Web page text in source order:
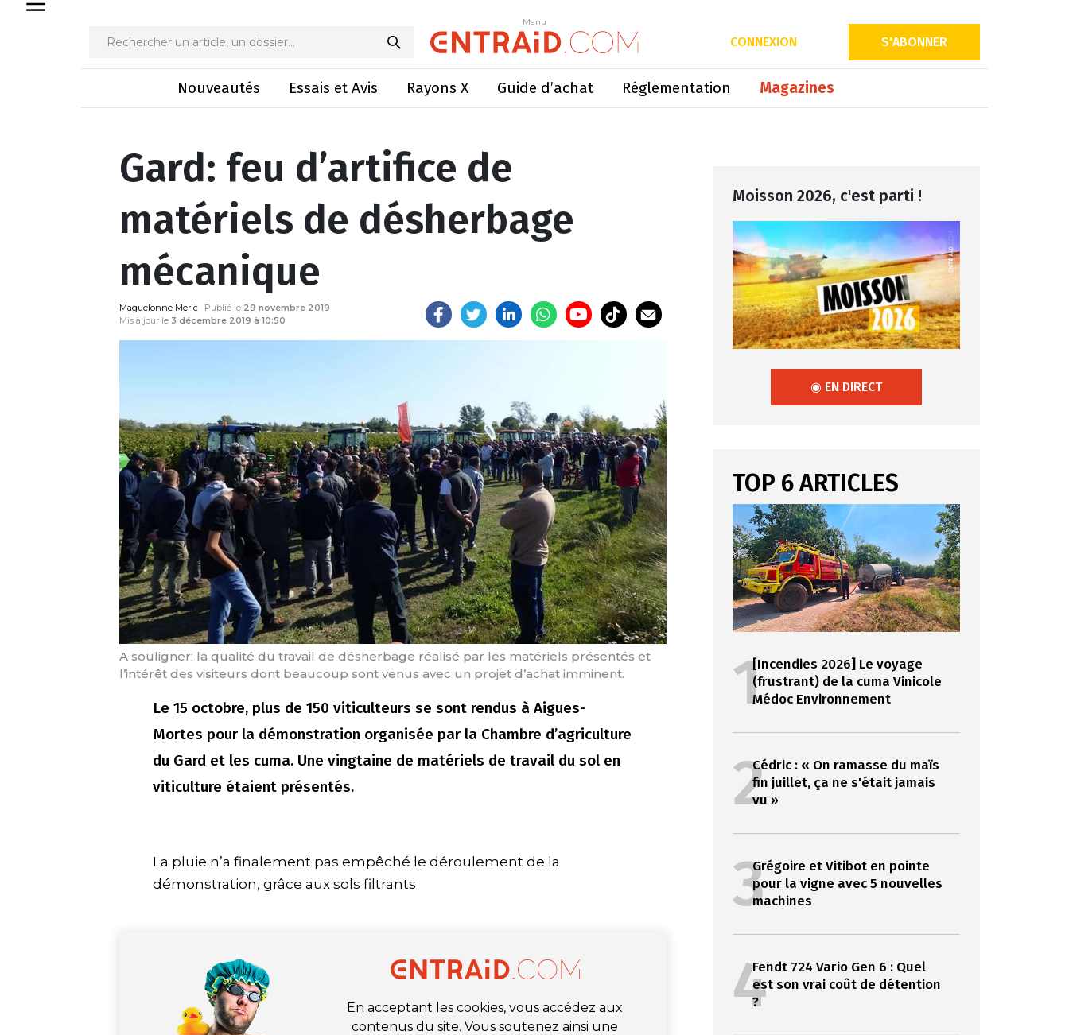
Menu
CONNEXION S'ABONNER
Nouveautés Essais et Avis Rayons X Guide d’achat Réglementation Magazines
Menu
Gard: feu d’artifice de matériels de désherbage mécanique
Gard: feu d’artifice de
matériels de désherbage
mécanique
Maguelonne Meric Publié le 29 novembre 2019
Mis à jour le 3 décembre 2019 à 10:50
A souligner: la qualité du travail de désherbage réalisé par les matériels présentés et
l’intérêt des visiteurs dont beaucoup sont venus avec un projet d’achat imminent.
Le 15 octobre, plus de 150 viticulteurs se sont rendus à Aigues-
Mortes pour la démonstration organisée par la Chambre d’agriculture
du Gard et les cuma. Une vingtaine de matériels de travail du sol en
viticulture étaient présentés.
La pluie n’a finalement pas empêché le déroulement de la
démonstration, grâce aux sols filtrants
En acceptant les cookies, vous accédez aux
contenus du site. Vous soutenez ainsi une
Moisson 2026, c'est parti !
◉ EN DIRECT
TOP 6 ARTICLES
1[Incendies 2026] Le voyage
(frustrant) de la cuma Vinicole
Médoc Environnement
2Cédric : « On ramasse du maïs
fin juillet, ça ne s'était jamais
vu »
3Grégoire et Vitibot en pointe
pour la vigne avec 5 nouvelles
machines
4Fendt 724 Vario Gen 6 : Quel
est son vrai coût de détention
?